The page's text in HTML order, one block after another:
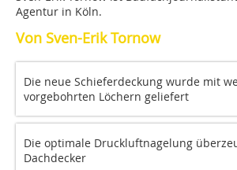
Agentur in Köln.
Von Sven-Erik Tornow
Die neue Schieferdeckung wurde mit
vorgebohrten Löchern geliefert
Die optimale Druckluftnagelung
Dachdecker